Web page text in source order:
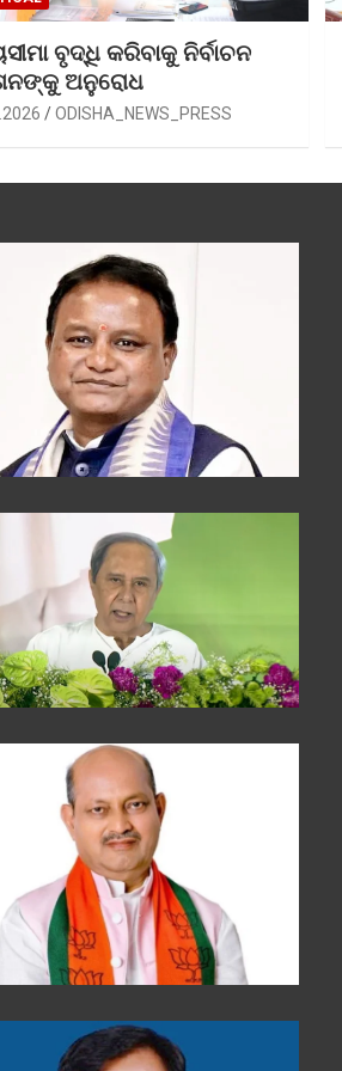
ବୃଦ୍ଧି କରିବାକୁ ନିର୍ବାଚନ
ଅନୁରୋଧ
ODISHA_NEWS_PRESS